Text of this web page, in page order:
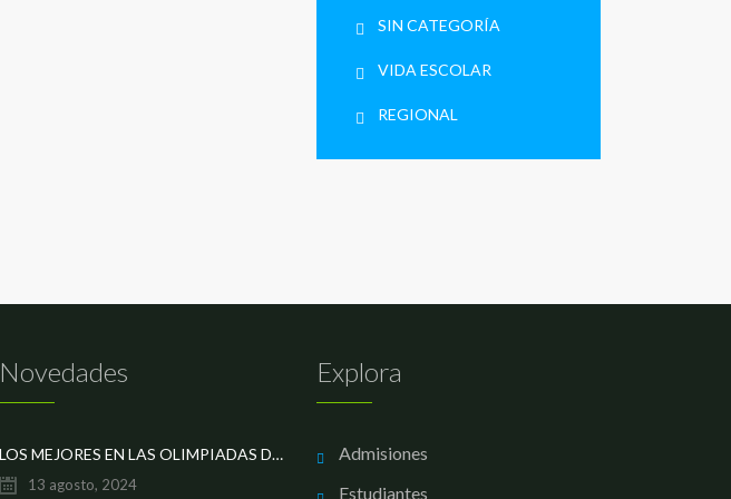
SIN CATEGORÍA
VIDA ESCOLAR
REGIONAL
Novedades
LOS MEJORES EN LAS OLIMPIADAS DE MATEMÁTICAS
13 agosto, 2024
Explora
Admisiones
Estudiantes